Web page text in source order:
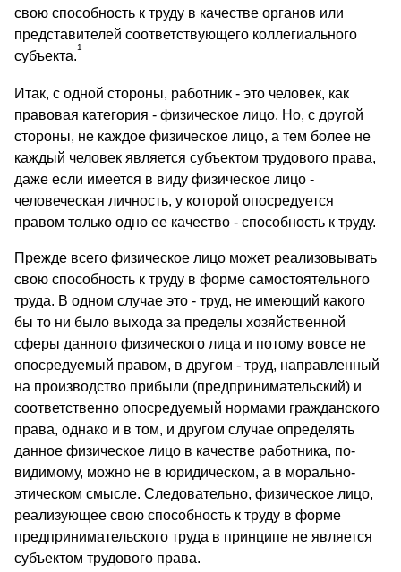
свою способность к труду в качестве органов или
представителей соответствующего коллегиального
субъекта.
1
Итак, с одной стороны, работник - это человек, как
правовая категория - физическое лицо. Но, с другой
стороны, не каждое физическое лицо, а тем более не
каждый человек является субъектом трудового права,
даже если имеется в виду физическое лицо -
человеческая личность, у которой опосредуется
правом только одно ее качество - способность к труду.
Прежде всего физическое лицо может реализовывать
свою способность к труду в форме самостоятельного
труда. В одном случае это - труд, не имеющий какого
бы то ни было выхода за пределы хозяйственной
сферы данного физического лица и потому вовсе не
опосредуемый правом, в другом - труд, направленный
на производство прибыли (предпринимательский) и
соответственно опосредуемый нормами гражданского
права, однако и в том, и другом случае определять
данное физическое лицо в качестве работника, по-
видимому, можно не в юридическом, а в морально-
этическом смысле. Следовательно, физическое лицо,
реализующее свою способность к труду в форме
предпринимательского труда в принципе не является
субъектом трудового права.